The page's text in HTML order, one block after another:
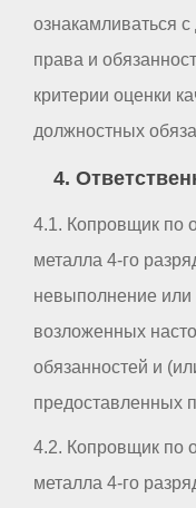
ознакамливаться
права и
критерии оценки
должностных
4.
4.1. Копровщик по
металла 4-го
невыполнение
возложенных
обязанностей и
предоставленных
4.2. Копровщик по
металла 4-го